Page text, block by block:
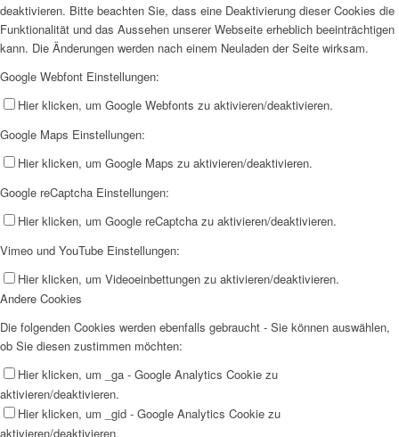
deaktivieren. Bitte beachten Sie, dass eine Deaktivierung dieser Cookies die
Funktionalität und das Aussehen unserer Webseite erheblich beeinträchtigen
kann. Die Änderungen werden nach einem Neuladen der Seite wirksam.
Google Webfont Einstellungen:
Hier klicken, um Google Webfonts zu aktivieren/deaktivieren.
Google Maps Einstellungen:
Hier klicken, um Google Maps zu aktivieren/deaktivieren.
Google reCaptcha Einstellungen:
Hier klicken, um Google reCaptcha zu aktivieren/deaktivieren.
Vimeo und YouTube Einstellungen:
Hier klicken, um Videoeinbettungen zu aktivieren/deaktivieren.
Andere Cookies
Die folgenden Cookies werden ebenfalls gebraucht - Sie können auswählen,
ob Sie diesen zustimmen möchten:
Hier klicken, um _ga - Google Analytics Cookie zu
aktivieren/deaktivieren.
Hier klicken, um _gid - Google Analytics Cookie zu
aktivieren/deaktivieren.